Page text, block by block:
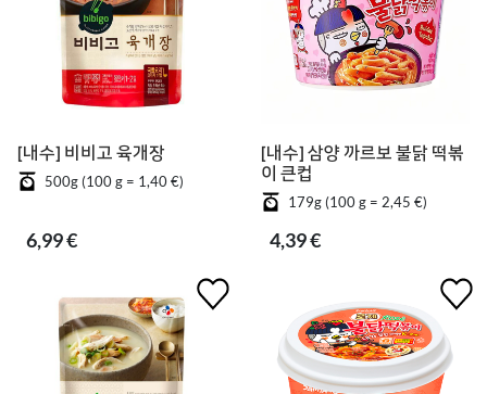
[내수] 비비고 육개장
500g (100 g = 1,40 €)
6,99 €
[내수] 삼양 까르보 불닭 떡볶
이 큰컵
179g (100 g = 2,45 €)
4,39 €